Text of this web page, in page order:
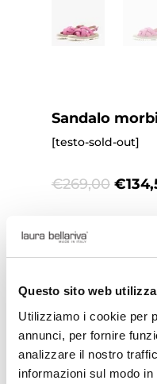
Questo sito web
Utilizziamo i cookie per
annunci, per fornire
analizzare il nostro
informazioni sul modo
Sandalo
[testo-sold-out]
€269,00 €
SKU:8940 - VELOUR FUXIA
Sandalo
morbido